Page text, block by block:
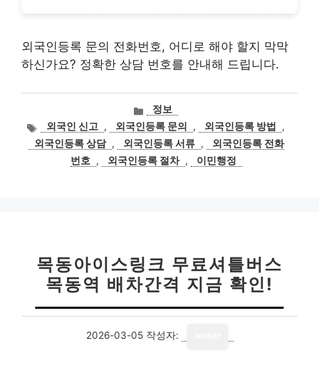
외국인등록 문의 전화번호, 어디로 해야 할지 막막
하신가요? 정확한 상담 번호를 안내해 드립니다.
카
테
고
리
정보
태
그
외국인 신고 , 외국인등록 문의 , 외국인등록 방법
,
외국인등록 상담 , 외국인등록 서류 ,
외국인등록 전화
번호
, 외국인등록 절차 , 이민행정
목동아이스링크 무료셔틀버스
목동역 배차간격 지금 확인!
2026-03-05 작성자: